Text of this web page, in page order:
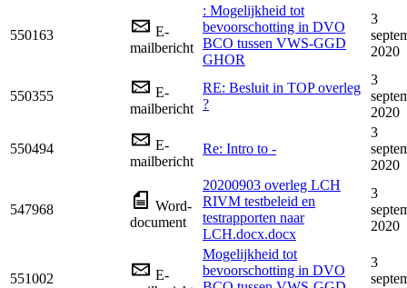
550163
E-
mailbericht
: Mogelijkheid tot
bevoorschotting in DVO
BCO tussen VWS-GGD
GHOR
3
2020
550355
E-
mailbericht
RE: Besluit in TOP overleg
?
3
2020
550494
E-
mailbericht
Re: Intro to -
3
2020
547968
Word-
document
20200903 overleg LCH
RIVM testbeleid en
testrapporten naar
LCH.docx.docx
3
2020
551002
E-
Mogelijkheid tot
bevoorschotting in DVO
3